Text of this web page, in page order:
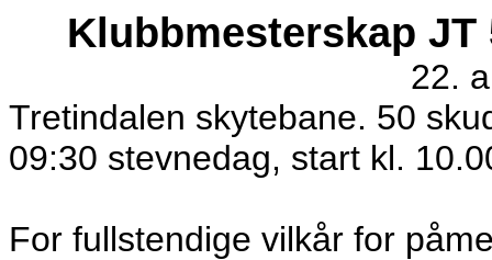
Klubbmesterskap
22.
Tretindalen skytebane. 50
09:30 stevnedag, start kl.
For fullstendige vilkår for